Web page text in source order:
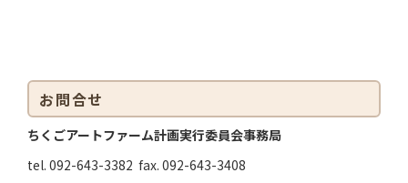
お問合せ
ちくごアートファーム計画実行委員会事務局
tel. 092-643-3382 fax. 092-643-3408